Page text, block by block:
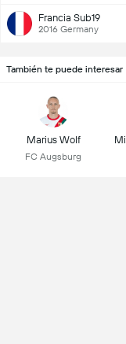
Francia Sub19
2016 Germany
También te puede interesar
Marius Wolf
FC Augsburg